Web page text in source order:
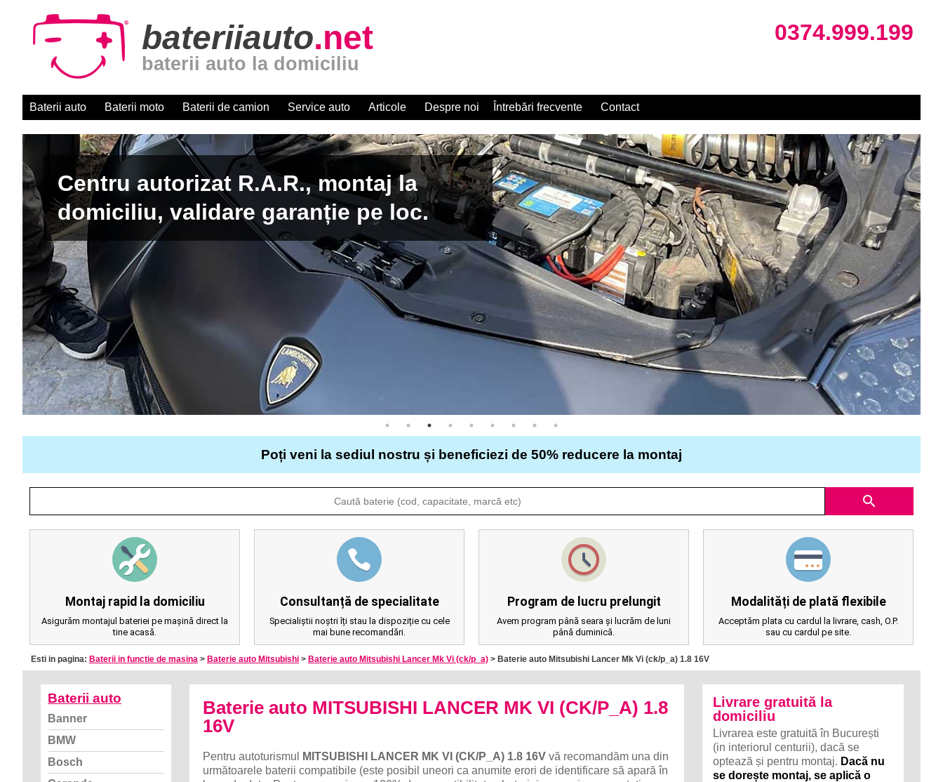
bateriiauto.net
baterii auto la domiciliu
0374.999.199
Baterii auto Baterii moto Baterii de camion Service auto Articole Despre noi Întrebări frecvente Contact
Centru autorizat R.A.R., montaj la
domiciliu, validare garanție pe loc.
Poți veni la sediul nostru și beneficiezi de 50% reducere la montaj
search
Montaj rapid la domiciliu
Asigurăm montajul bateriei pe mașină direct la
tine acasă.
Consultanță de specialitate
Specialiștii noștri îți stau la dispoziție cu cele
mai bune recomandări.
Program de lucru prelungit
Avem program până seara și lucrăm de luni
până duminică.
Modalități de plată flexibile
Acceptăm plata cu cardul la livrare, cash, O.P.
sau cu cardul pe site.
Esti in pagina: Baterii in functie de masina > Baterie auto Mitsubishi > Baterie auto Mitsubishi Lancer Mk Vi (ck/p_a) > Baterie auto Mitsubishi Lancer Mk Vi (ck/p_a) 1.8 16V
Baterie auto MITSUBISHI LANCER MK VI (CK/P_A) 1.8
16V
Pentru autoturismul MITSUBISHI LANCER MK VI (CK/P_A) 1.8 16V vă recomandăm una din
următoarele baterii compatibile (este posibil uneori ca anumite erori de identificare să apară în
Baterii auto
Banner
BMW
Bosch
Livrare gratuită la
domiciliu
Livrarea este gratuită în București
(in interiorul centurii), dacă se
optează și pentru montaj. Dacă nu
se dorește montaj, se aplică o